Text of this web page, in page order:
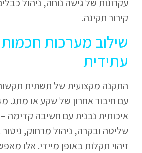
עקרונות של גישה נוחה, ניהול
קירור תקינה.
שילוב מערכות
עתידית
התקנה מקצועית של תשתית
עם חיבור אחרון של שקע או מתג.
איכותית נבנית עם חשיבה קדימה
שליטה ובקרה, ניהול מרחוק, ניטור
זיהוי תקלות באופן מיידי. אלו